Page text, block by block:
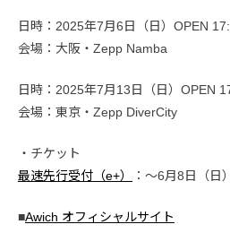
日時：2025年7月6日（日）OPEN
会場：大阪・Zepp Namba
日時：2025年7月13日（日）OPEN
会場：東京・Zepp DiverCity
・チケット
最速先行受付（e+）
：〜6月8日（日
■Awich オフィシャルサイト